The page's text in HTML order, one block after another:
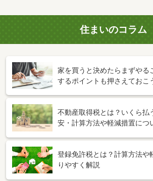
住まいのコラム
家を買うと決めたらまずやる
するポイントも押さえておこ
不動産取得税とは？いくら払
安・計算方法や軽減措置につ
登録免許税とは？計算方法や
りやすく解説